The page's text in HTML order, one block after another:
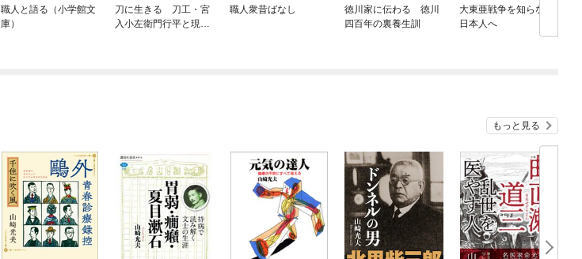
職人と語る（小学館文
庫）
刀に生きる 刀工・宮
入小左衛門行平と現代
職人衆昔ばなし
徳川家に伝わる 徳川
四百年の裏養生訓
大東亜戦争を知らない
日本人へ
もっと見る